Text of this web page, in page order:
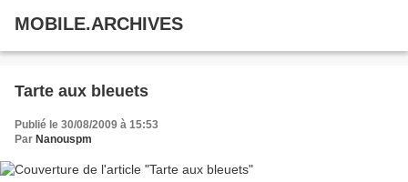
MOBILE.ARCHIVES
Tarte aux bleuets
Publié le 30/08/2009 à 15:53
Par Nanouspm